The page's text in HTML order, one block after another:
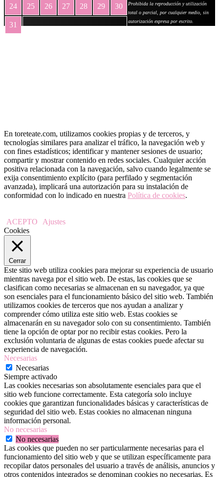
24 25 26 27 28 29 30
31
Prohibida la reproducción y utilización
total o parcial, por cualquier medio, sin
autorización expresa por escrito.
En toreteate.com, utilizamos cookies propias y de terceros, y
tecnologías similares para analizar el tráfico, la navegación web y
con fines estadísticos; identificar y mantener sesiones de usuario;
compartir y mostrar contenido en redes sociales. Cualquier acción
positiva relacionada con la navegación, salvo cuando legalmente se
exija consentimiento explícito (para perfilado y segmentación
avanzada), implicará una autorización para su instalación de
conformidad con lo indicado en nuestra Política de cookies.
ACEPTO
Ajustes
Cookies
Cerrar
Este sitio web utiliza cookies para mejorar su experiencia de usuario
mientras navega por el sitio web. De estas, las cookies que se
clasifican como necesarias se almacenan en su navegador, ya que
son esenciales para el funcionamiento básico del sitio web. También
utilizamos cookies de terceros que nos ayudan a analizar y
comprender cómo utiliza este sitio web. Estas cookies se
almacenarán en su navegador solo con su consentimiento. También
tiene la opción de optar por no recibir estas cookies. Pero la
exclusión voluntaria de algunas de estas cookies puede afectar su
experiencia de navegación.
Necesarias
Necesarias
Siempre activado
Las cookies necesarias son absolutamente esenciales para que el
sitio web funcione correctamente. Esta categoría solo incluye
cookies que garantizan funcionalidades básicas y características de
seguridad del sitio web. Estas cookies no almacenan ninguna
información personal.
No necesarias
No necesarias
Las cookies que pueden no ser particularmente necesarias para el
funcionamiento del sitio web y que se utilizan específicamente para
recopilar datos personales del usuario a través de análisis, anuncios y
otros contenidos integrados se denominan cookies no necesarias. Es